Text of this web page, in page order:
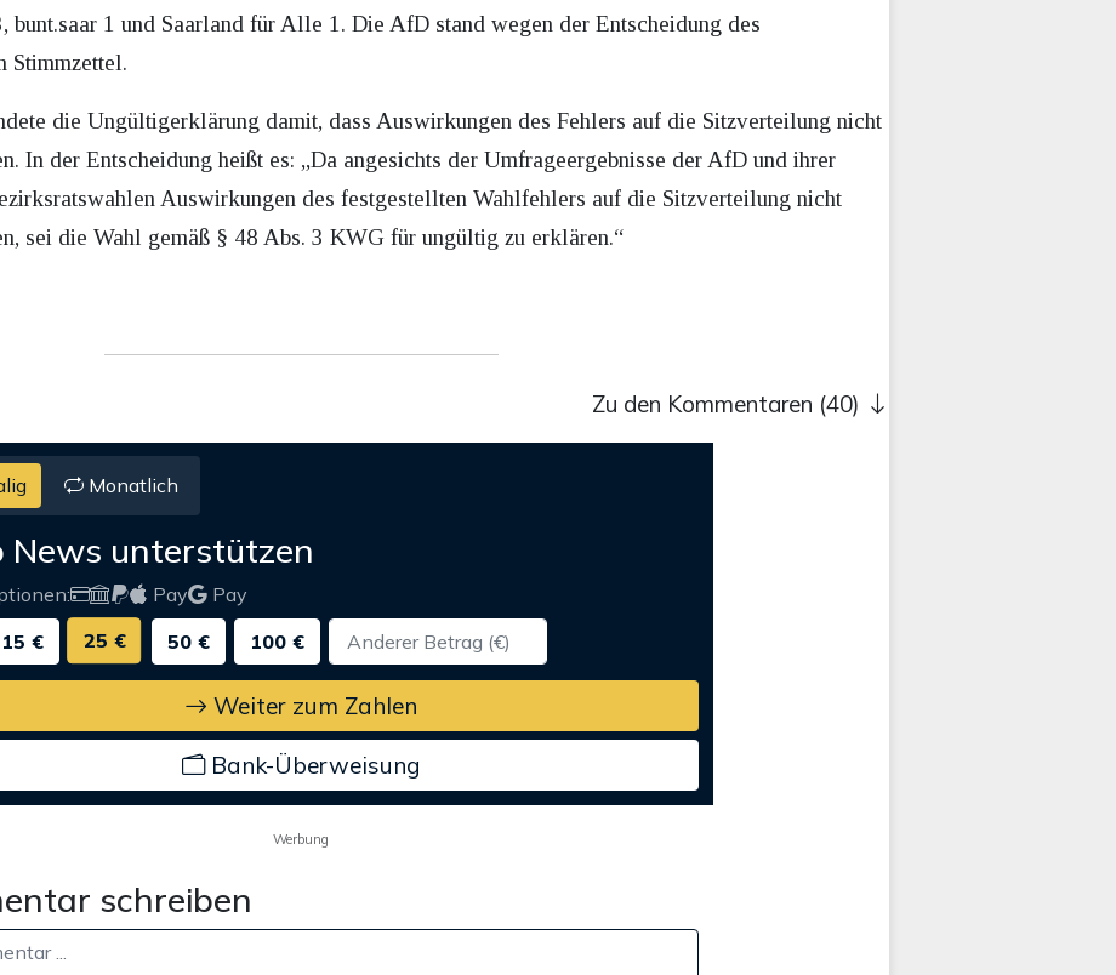
bunt.saar 1 und Saarland für Alle 1. Die AfD stand wegen der Entscheidung des
Stimmzettel.
die Ungültigerklärung damit, dass Auswirkungen des Fehlers auf die Sitzverteilung nicht
In der Entscheidung heißt es: „Da angesichts der Umfrageergebnisse der AfD und ihrer
Auswirkungen des festgestellten Wahlfehlers auf die Sitzverteilung nicht
sei die Wahl gemäß § 48 Abs. 3 KWG für ungültig zu erklären.“
Zu den Kommentaren (40)
Monatlich
News unterstützen
Pay
Pay
15 € 25 € 50 € 100 €
Weiter zum Zahlen
Bank-Überweisung
Werbung
schreiben